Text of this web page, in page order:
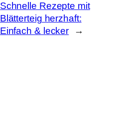
Schnelle Rezepte mit
Blätterteig herzhaft:
Einfach & lecker
→